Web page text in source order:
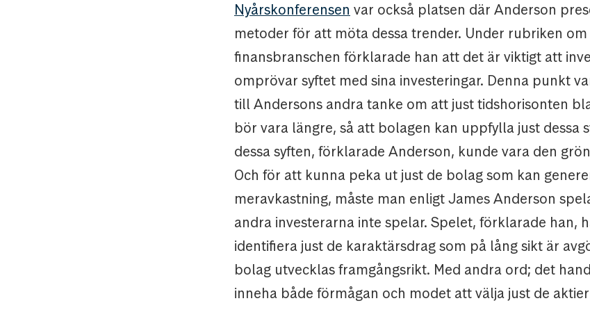
Nyårskonferensen var också platsen där Anderson
metoder för att möta dessa trender. Under rubriken
finansbranschen förklarade han att det är viktigt att
omprövar syftet med sina investeringar. Denna punkt
till Andersons andra tanke om att just tidshorisonten
bör vara längre, så att bolagen kan uppfylla just dessa
dessa syften, förklarade Anderson, kunde vara den
Och för att kunna peka ut just de bolag som kan
meravkastning, måste man enligt James Anderson
andra investerarna inte spelar. Spelet, förklarade han,
identifiera just de karaktärsdrag som på lång sikt är
bolag utvecklas framgångsrikt. Med andra ord; det
inneha både förmågan och modet att välja just de